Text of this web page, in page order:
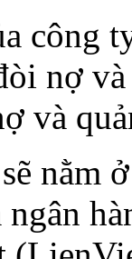
công
nợ
và
nằm
ngân